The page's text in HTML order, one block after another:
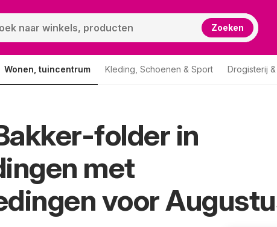
Zoeken
Wonen, tuincentrum Kleding, Schoenen & Sport Drogisterij
folder in
met
voor